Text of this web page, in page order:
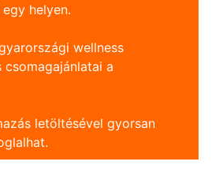
helyen.
wellness
a
letöltésével gyorsan